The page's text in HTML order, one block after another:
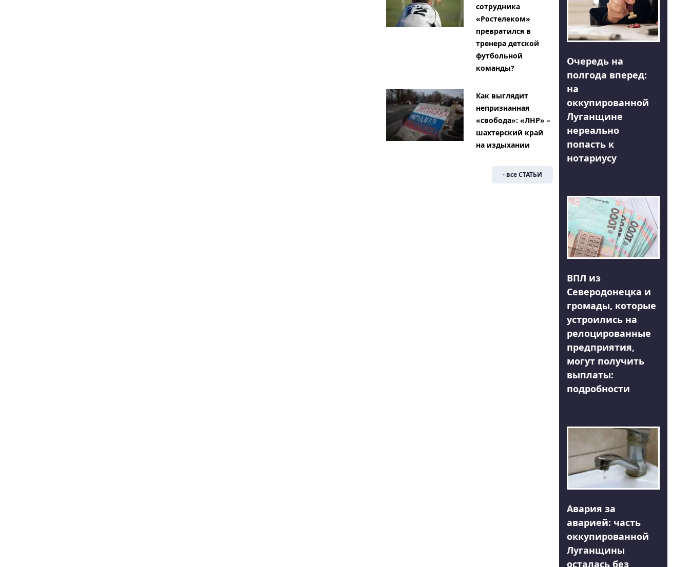
сотрудника
«Ростелеком»
превратился в
тренера детской
футбольной
команды?
Как выглядит
непризнанная
«свобода»: «ЛНР» –
шахтерский край
на издыхании
- все СТАТЬИ
Очередь на
полгода вперед:
на
оккупированной
Луганщине
нереально
попасть к
нотариусу
ВПЛ из
Северодонецка и
громады, которые
устроились на
релоцированные
предприятия,
могут получить
выплаты:
подробности
Авария за
аварией: часть
оккупированной
Луганщины
осталась без